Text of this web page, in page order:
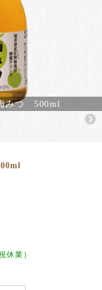
みつ 500ml
休業）